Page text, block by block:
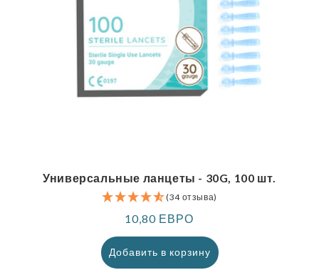
Универсальные ланцеты - 30G, 100 шт.
(34 отзыва)
Обычная
цена
10,80 ЕВРО
Добавить в корзину